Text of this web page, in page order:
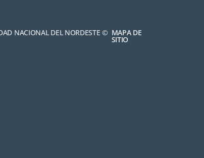
NACIONAL DEL NORDESTE © MAPA DE
SITIO